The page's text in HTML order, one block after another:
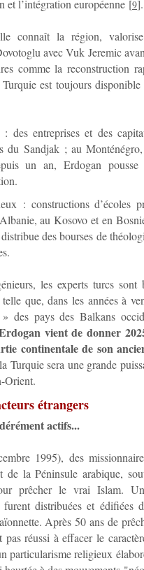
et l’intégration européenne [9].
connaît la région,
avec Vuk Jeremic
comme la reconstruction
est toujours disponible
des entreprises et des
Sandjak ; au Monténégro,
un an, Erdogan pousse
: constructions d’écoles
au Kosovo et en
des bourses de
les experts turcs sont
que, dans les années à
des pays des Balkans
vient de donner
continentale de son
Turquie sera une grande
Orient.
étrangers
actifs...
1995), des
la Péninsule arabique,
prêcher le vrai Islam.
distribuées et édifiées
Après 50 ans de
pas réussi à effacer le
particularisme religieux